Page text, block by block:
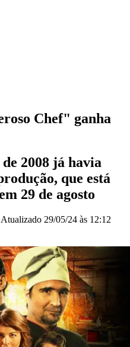
Chef" ganha
2008 já havia
que está
29 de agosto
Atualizado 29/05/24 às 12:12